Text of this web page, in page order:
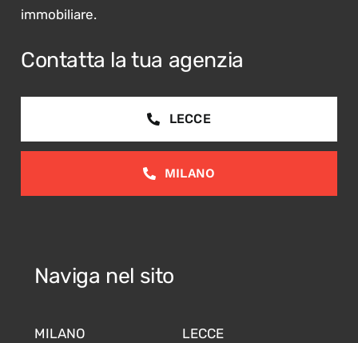
immobiliare.
Contatta la tua agenzia
LECCE
MILANO
Naviga nel sito
MILANO LECCE